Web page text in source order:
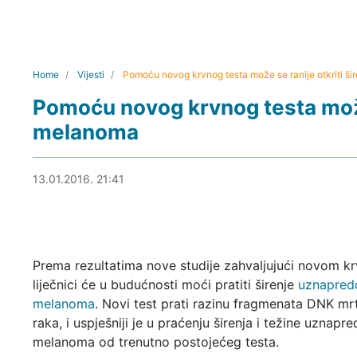
Home Vijesti Pomoću novog krvnog testa može se ranije otkriti
Pomoću novog krvnog testa
melanoma
13.01.2016. 22:14
13.01.2016. 21:41
Prema rezultatima nove studije zahvaljujući novom
liječnici će u budućnosti moći pratiti širenje
melanoma. Novi test prati razinu fragmenata DNK
raka, i uspješniji je u praćenju širenja i težine
melanoma od trenutno postojećeg testa.